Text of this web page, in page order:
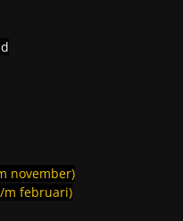
november)
m februari)